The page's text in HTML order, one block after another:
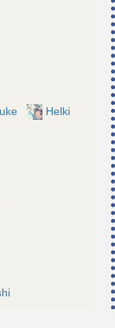
Helki